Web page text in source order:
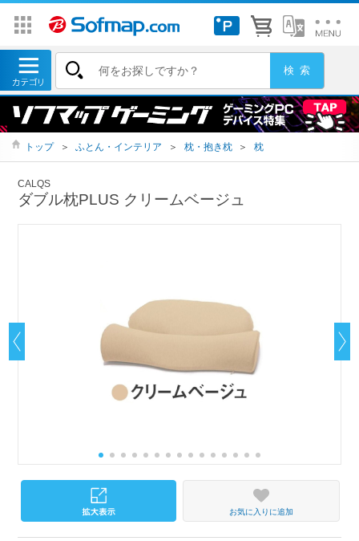
トップ ＞ ふとん・インテリア ＞ 枕・抱き枕 ＞ 枕
CALQS
ダブル枕PLUS クリームベージュ
お気に入りに追加